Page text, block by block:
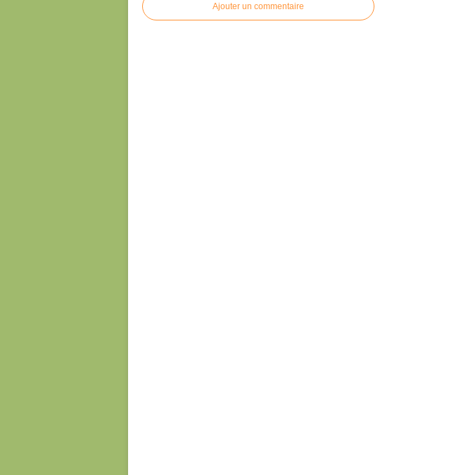
Ajouter un commentaire